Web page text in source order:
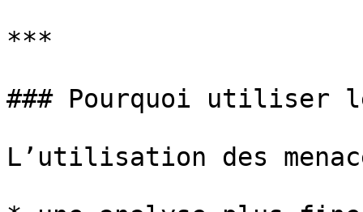
***
### Pourquoi utiliser
L’utilisation des